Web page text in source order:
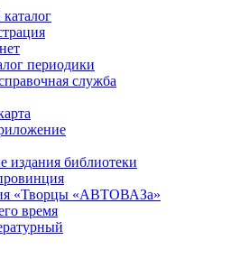
периодики
служба
издания библиотеки
«Творцы «АВТОВАЗа»
время